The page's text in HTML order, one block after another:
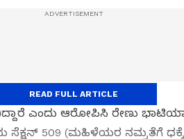
ಎಂದು ಆರೋಪಿಸಿ ರೇಣು ಭಾಟಿಯಾ
509 (ಮಹಿಳೆಯರ ನಮ್ರತೆಗೆ
READ FULL ARTICLE